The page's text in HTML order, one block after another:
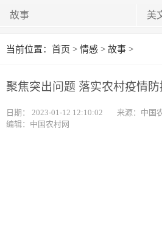
故事 美
当前位置： 首页 > 情感 > 故事 >
聚焦突出问题 落实农村疫情
日期： 2023-01-12 12:10:02
来源：中国
编辑：中国农村网